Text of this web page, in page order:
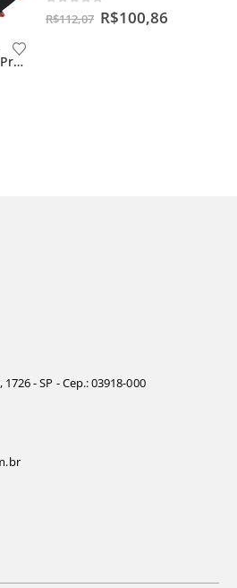
Tesoura Corneta Poda Profissional 230mm 9” Original 244
out of 5
R$112,07 R$100,86
- SP - Cep.: 03918-000